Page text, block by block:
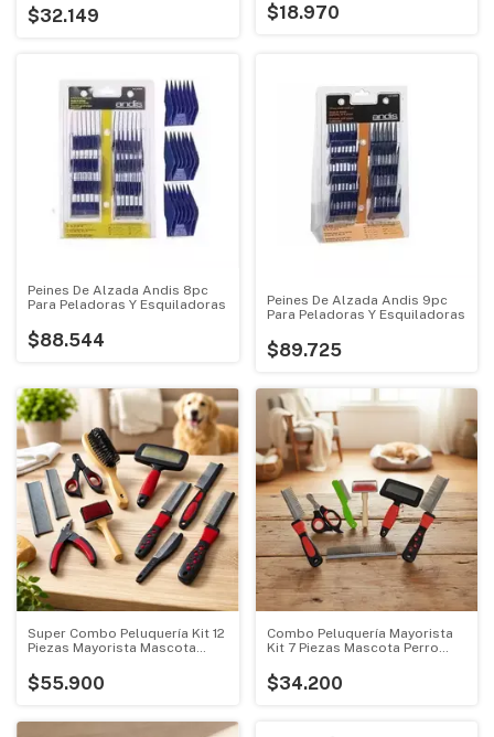
$32.149 $18.970
Peines De Alzada Andis 8pc
Para Peladoras Y Esquiladoras
$88.544
Peines De Alzada Andis 9pc
Para Peladoras Y Esquiladoras
$89.725
Super Combo Peluquería Kit 12
Piezas Mayorista Mascota
$55.900
Combo Peluquería Mayorista
Kit 7 Piezas Mascota Perro
$34.200